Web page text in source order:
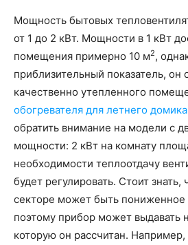
Мощность бытовых
от 1 до 2 кВт. Мощности в 1 кВт
помещения примерно 10 м2,
приблизительный показатель, он
качественно утепленного
обогревателя для летнего домика
обратить внимание на модели с
мощности: 2 кВт на комнату
необходимости теплоотдачу
будет регулировать. Стоит знать,
секторе может быть пониженное
поэтому прибор может выдавать
которую он рассчитан.